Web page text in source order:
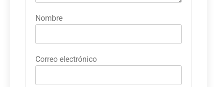
Nombre
Correo electrónico